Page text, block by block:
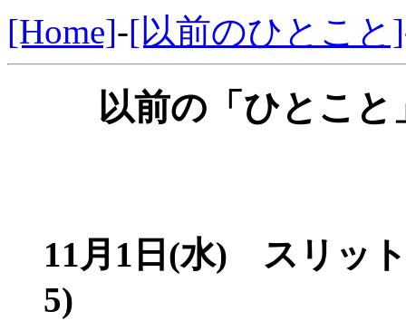
[Home]-[以前のひとこと]
以前の「ひとこ
11月1日(水) スリッ
5)